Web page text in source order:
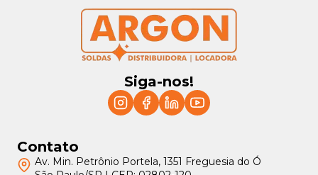
Siga-nos!
Contato
Av. Min. Petrônio Portela, 1351 Freguesia do Ó